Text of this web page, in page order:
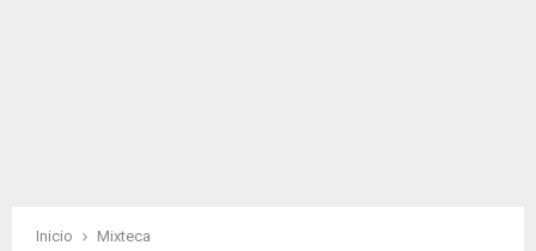
Inicio Mixteca